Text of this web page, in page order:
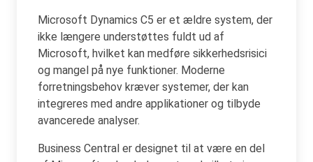
Microsoft Dynamics C5 er et ældre system, der
ikke længere understøttes fuldt ud af
Microsoft, hvilket kan medføre sikkerhedsrisici
og mangel på nye funktioner. Moderne
forretningsbehov kræver systemer, der kan
integreres med andre applikationer og tilbyde
avancerede analyser.
Business Central er designet til at være en del